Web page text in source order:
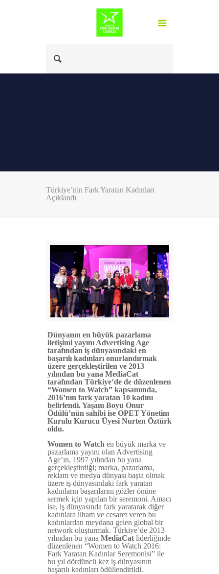
Türkiye’nin Fark Yaratan Kadınları
Açıklandı
Dünyanın en büyük pazarlama
iletişimi yayını Advertising Age
tarafından iş dünyasındaki en
başarılı kadınları onurlandırmak
üzere gerçekleştirilen ve 2013
yılından bu yana MediaCat
tarafından Türkiye’de de düzenlenen
“Women to Watch” kapsamında,
2016’nın fark yaratan 10 kadını
belirlendi.Yaşam Boyu Onur
Ödülü’nün sahibi ise OPET Yönetim
Kurulu Kurucu Üyesi Nurten Öztürk
oldu.
Women to Watch en büyük marka ve
pazarlama yayını olan Advertising
Age’ın, 1997 yılından bu yana
gerçekleştirdiği; marka, pazarlama,
reklam ve medya dünyası başta olmak
üzere iş dünyasındaki fark yaratan
kadınların başarılarını gözler önüne
sermek için yapılan bir seremoni. Amacı
ise, iş dünyasında fark yaratarak diğer
kadınlara ilham ve cesaret veren bu
kadınlardan meydana gelen global bir
network oluşturmak. Türkiye’de 2013
yılından bu yana MediaCat liderliğinde
düzenlenen “Women to Watch 2016:
Fark Yaratan Kadınlar Seremonisi” ile
bu yıl dördüncü kez iş dünyasının
başarılı kadınları ödüllendirildi.